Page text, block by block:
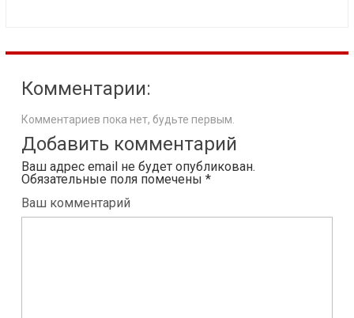
Комментарии:
Комментариев пока нет, будьте первым.
Добавить комментарий
Ваш адрес email не будет опубликован.
Обязательные поля помечены *
Ваш комментарий